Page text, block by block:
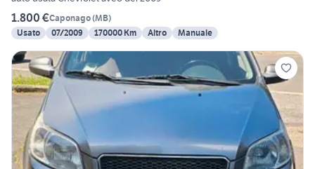
1.800 €Caponago(MB)
Usato
07/2009 170000 Km Altro Manuale